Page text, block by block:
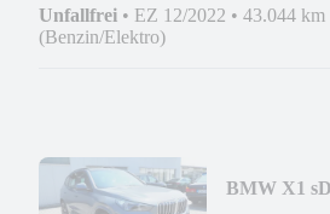
Unfallfrei • EZ 12/2022 • 43.044 km
(Benzin/Elektro)
BMW X1